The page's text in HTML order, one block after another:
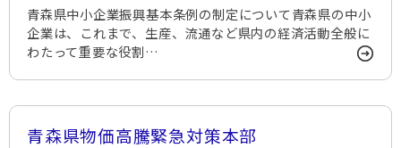
青森県中小企業振興基本条例の制定について青森県の中小
企業は、これまで、生産、流通など県内の経済活動全般に
わたって重要な役割…
青森県物価高騰緊急対策本部